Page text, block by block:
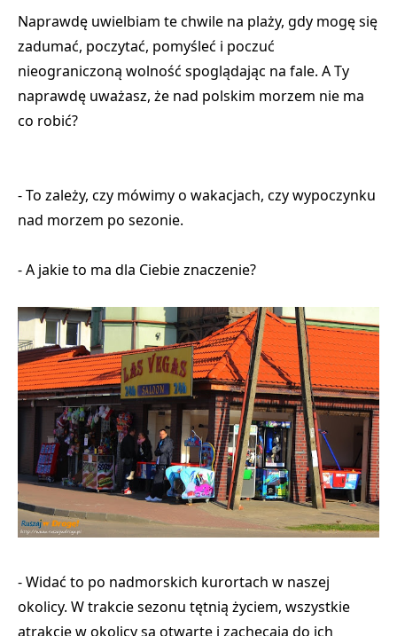
Naprawdę uwielbiam te chwile na plaży, gdy mogę się
zadumać, poczytać, pomyśleć i poczuć
nieograniczoną wolność spoglądając na fale. A Ty
naprawdę uważasz, że nad polskim morzem nie ma
co robić?
- To zależy, czy mówimy o wakacjach, czy wypoczynku
nad morzem po sezonie.
- A jakie to ma dla Ciebie znaczenie?
- Widać to po nadmorskich kurortach w naszej
okolicy. W trakcie sezonu tętnią życiem, wszystkie
atrakcje w okolicy są otwarte i zachęcają do ich